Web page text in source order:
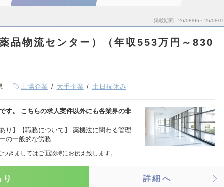
掲載期間 26/08/06～26/08/19
品物流センター）（年収553万円～830
上場企業 大手企業 土日祝休み
す。 こちらの求人案件以外にも各業界の非
り】【職務について】 薬機法に関わる管理
の一般的な労務…
きましてはご面談時にお伝え致します。
詳細へ